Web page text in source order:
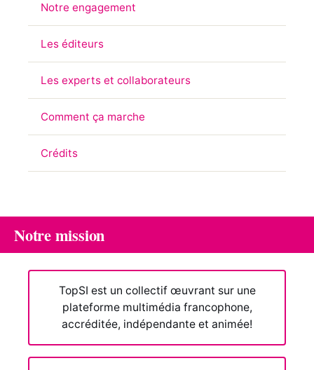
Notre engagement
Les éditeurs
Les experts et collaborateurs
Comment ça marche
Crédits
Notre mission
TopSI est un collectif œuvrant sur une
plateforme multimédia francophone,
accréditée, indépendante et animée!